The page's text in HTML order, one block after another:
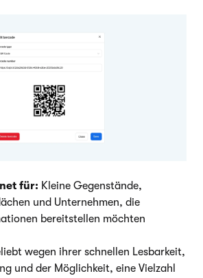
für: Kleine Gegenstände,
und Unternehmen, die
bereitstellen möchten
wegen ihrer schnellen Lesbarkeit,
und der Möglichkeit, eine Vielzahl